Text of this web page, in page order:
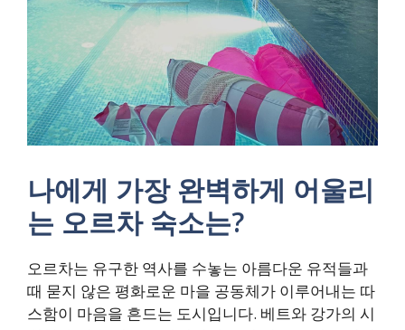
나에게 가장 완벽하게 어울리
는 오르차 숙소는?
오르차는 유구한 역사를 수놓는 아름다운 유적들과
때 묻지 않은 평화로운 마을 공동체가 이루어내는 따
스함이 마음을 흔드는 도시입니다. 베트와 강가의 시